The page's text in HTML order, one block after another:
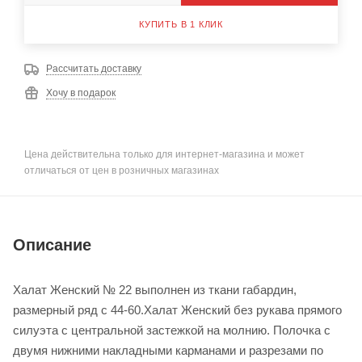
КУПИТЬ В 1 КЛИК
Рассчитать доставку
Хочу в подарок
Цена действительна только для интернет-магазина и может
отличаться от цен в розничных магазинах
Описание
Халат Женский № 22 выполнен из ткани габардин,
размерный ряд с 44-60.Халат Женский без рукава прямого
силуэта с центральной застежкой на молнию. Полочка с
двумя нижними накладными карманами и разрезами по